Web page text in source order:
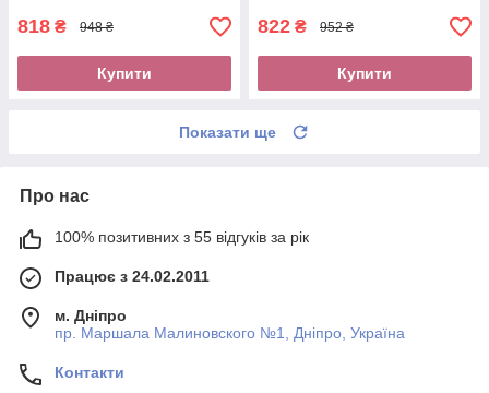
818 ₴ 948 ₴
Купити
822 ₴ 952 ₴
Купити
Показати ще
Про нас
100% позитивних з 55 відгуків за рік
Працює з 24.02.2011
м. Дніпро
пр. Маршала Малиновского №1, Дніпро, Україна
Контакти